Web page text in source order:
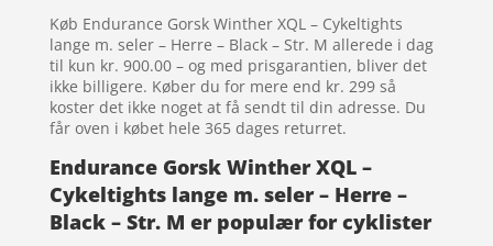
Køb Endurance Gorsk Winther XQL – Cykeltights
lange m. seler – Herre – Black – Str. M allerede i dag
til kun kr. 900.00 – og med prisgarantien, bliver det
ikke billigere. Køber du for mere end kr. 299 så
koster det ikke noget at få sendt til din adresse. Du
får oven i købet hele 365 dages returret.
Endurance Gorsk Winther XQL –
Cykeltights lange m. seler – Herre –
Black – Str. M er populær for cyklister